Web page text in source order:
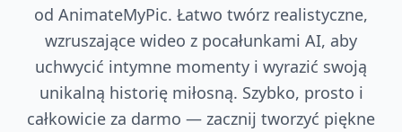
od AnimateMyPic. Łatwo twórz realistyczne,
wzruszające wideo z pocałunkami AI, aby
uchwycić intymne momenty i wyrazić swoją
unikalną historię miłosną. Szybko, prosto i
całkowicie za darmo — zacznij tworzyć piękne